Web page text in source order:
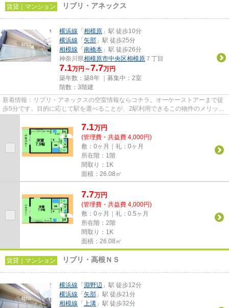
賃貸｜マンション リブリ・アネックス
横浜線 「 相模原 」駅 徒歩10分
横浜線 「 矢部 」駅 徒歩25分
相模線 「 南橋本 」駅 徒歩26分
神奈川県相模原市中央区相模原 ７丁目
7.1万円～7.7万円
築年数：築8年 ｜募集中： 2室
階数：3階建
新着情報：リブリ・アネックスの空室情報ならコチラ。オーケーストアーまで徒
歩5分です。目的に応じて駅を選べることが、2駅利用できるこの物件のメリット
7.1万円
(管理費・共益費 4,000円)
敷：0ヶ月｜礼：0ヶ月
所在階：1階
間取り：1K
面積：26.08㎡
7.7万円
(管理費・共益費 4,000円)
敷：0ヶ月｜礼：0.5ヶ月
所在階：2階
間取り：1K
面積：26.08㎡
賃貸｜マンション リブリ・高根ＮＳ
横浜線 「 淵野辺 」駅 徒歩12分
横浜線 「 矢部 」駅 徒歩21分
相模線 「 上溝 」駅 徒歩32分